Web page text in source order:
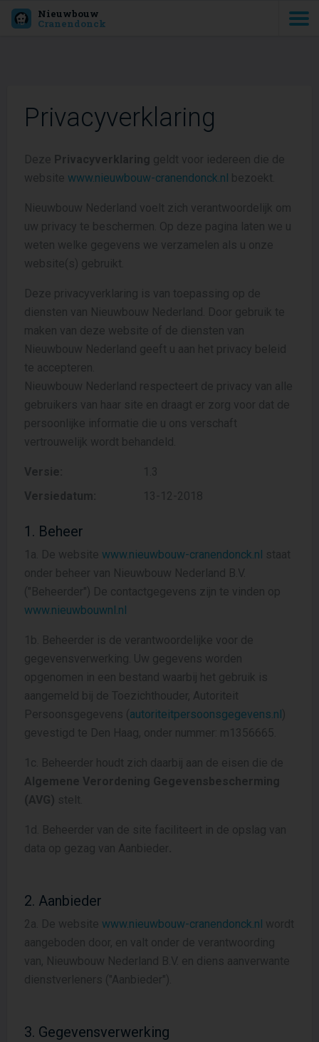
Nieuwbouw
Cranendonck
Privacyverklaring
Deze Privacyverklaring geldt voor iedereen die de
website www.nieuwbouw-cranendonck.nl bezoekt.
Nieuwbouw Nederland voelt zich verantwoordelijk om
uw privacy te beschermen. Op deze pagina laten we u
weten welke gegevens we verzamelen als u onze
website(s) gebruikt.
Deze privacyverklaring is van toepassing op de
diensten van Nieuwbouw Nederland. Door gebruik te
maken van deze website of de diensten van
Nieuwbouw Nederland geeft u aan het privacy beleid
te accepteren.
Nieuwbouw Nederland respecteert de privacy van alle
gebruikers van haar site en draagt er zorg voor dat de
persoonlijke informatie die u ons verschaft
vertrouwelijk wordt behandeld.
Versie:
1.3
Versiedatum:
13-12-2018
1. Beheer
1a. De website www.nieuwbouw-cranendonck.nl staat
onder beheer van Nieuwbouw Nederland B.V.
("Beheerder") De contactgegevens zijn te vinden op
www.nieuwbouwnl.nl
1b. Beheerder is de verantwoordelijke voor de
gegevensverwerking. Uw gegevens worden
opgenomen in een bestand waarbij het gebruik is
aangemeld bij de Toezichthouder, Autoriteit
Persoonsgegevens ( autoriteitpersoonsgegevens.nl)
gevestigd te Den Haag, onder nummer: m1356665.
1c. Beheerder houdt zich daarbij aan de eisen die de
Algemene Verordening Gegevensbescherming
(AVG) stelt.
1d. Beheerder van de site faciliteert in de opslag van
data op gezag van Aanbieder
2. Aanbieder
2a. De website www.nieuwbouw-cranendonck.nl wordt
aangeboden door, en valt onder de verantwoording
van, Nieuwbouw Nederland B.V. en diens aanverwante
dienstverleners ("Aanbieder").
3. Gegevensverwerking